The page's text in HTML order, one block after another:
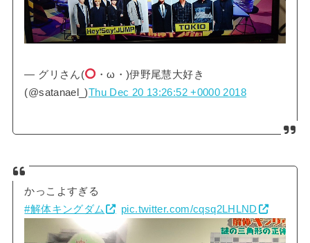
— グリさん(
・ω・)伊野尾慧大好き
(@satanael_)Thu Dec 20 13:26:52 +0000 2018
かっこよすぎる
#解体キングダム
pic.twitter.com/cqsq2LHLND